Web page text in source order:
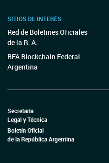
SITIOS DE INTERÉS
Red de Boletines Oficiales
de la R. A.
BFA Blockchain Federal
Argentina
Secretaría
Legal y Técnica
Boletín Oficial
de la República Argentina